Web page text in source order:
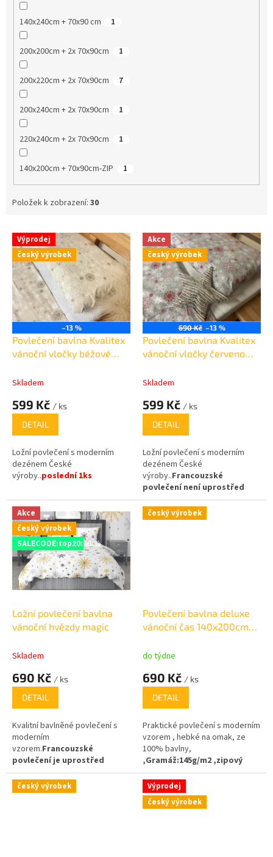
140x240cm + 70x90 cm 1
200x200cm + 2x 70x90cm 1
200x220cm + 2x 70x90cm 7
200x240cm + 2x 70x90cm 1
220x240cm + 2x 70x90cm 1
140x200cm + 70x90cm-ZIP 1
Položek k zobrazení: 30
V
p
p
Výprodej
český výrobek
–13 %
Povlečení bavlna Kvalitex
vánoční vločky béžové
poslední 1ks
Skladem
599 Kč / ks
DETAIL
Ložní povlečení s moderním
dezénem České
výroby..poslední 1ks
Akce
český výrobek
690 Kč –13 %
Povlečení bavlna Kvalitex
vánoční vločky červeno
Skladem
599 Kč / ks
DETAIL
Ložní povlečení s moderním
dezénem České
výroby..Francouzské
povlečení není uprostřed
sešité a dezén není narušen
žádným nevzhledným švem.
Akce
český výrobek
SALECODE:top20:20:%
Ložní povlečení bavlna
vánoční hvězdy magic
Skladem
690 Kč / ks
DETAIL
Kvalitní bavlněné povlečení s
moderním
vzorem.Francouzské
povlečení je uprostřed
nastavené. zipový uzávěr v
ceně !
český výrobek
Povlečení bavlna deluxe
vánoční čas 140x200cm
do týdne
690 Kč / ks
DETAIL
Praktické povlečení s moderním
vzorem , hebké na omak, ze
100% bavlny,
,Gramáž:145g/m2 ,zipový
uzávěr
český výrobek
Výprodej
český výrobek